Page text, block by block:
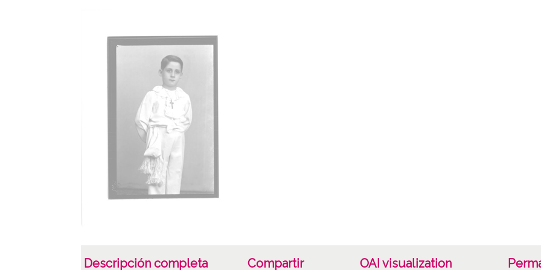
Descripción completa Compartir OAI visualization